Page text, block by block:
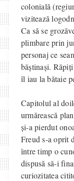
colonială
vizitează
Ca să se
plimbare prin
personaj ce
băștinași.
îl iau la bătaie
Capitolul al
urmărească
și-a pierdut
Freud s-a oprit
între timp o
dispusă să-i
curiozitatea